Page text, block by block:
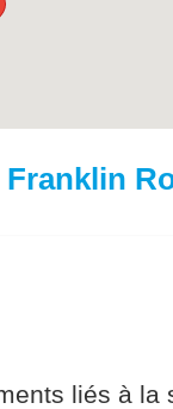
liés à la